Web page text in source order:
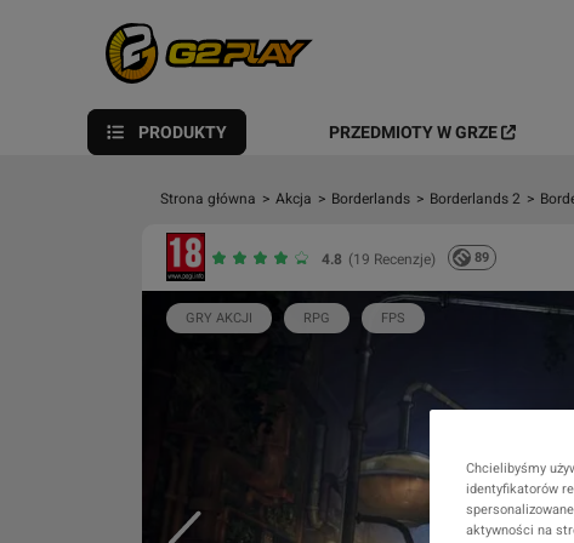
PRODUKTY PRZEDMIOTY W GRZE
Strona główna > Akcja > Borderlands > Borderlands 2 >
4.8 (19 Recenzje) 89
GRY AKCJI RPG FPS
Chcielibyśmy
identyfikatorów
aktywności na